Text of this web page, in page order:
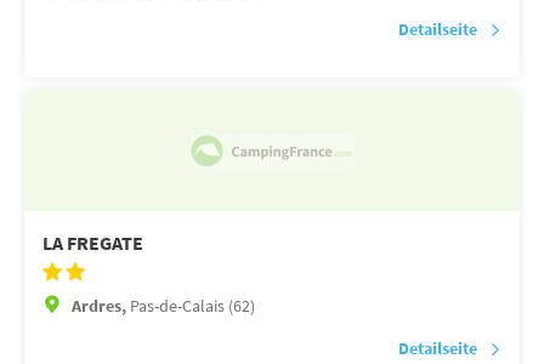
Detailseite
LA FREGATE
Ardres, Pas-de-Calais (62)
Detailseite